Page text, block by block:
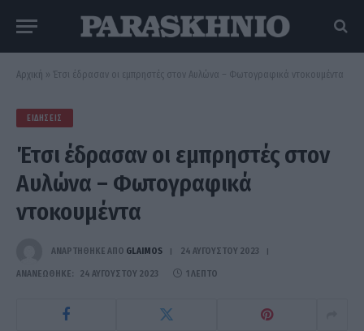
Αρχική » Έτσι έδρασαν οι εμπρηστές στον Αυλώνα – Φωτογραφικά ντοκουμέντα
ΕΙΔΉΣΕΙΣ
Έτσι έδρασαν οι εμπρηστές στον
Αυλώνα – Φωτογραφικά
ντοκουμέντα
ΑΝΑΡΤΗΘΗΚΕ ΑΠΟ GLAIMOS 24 ΑΥΓΟΎΣΤΟΥ 2023
ΑΝΑΝΕΏΘΗΚΕ: 24 ΑΥΓΟΎΣΤΟΥ 2023 1 ΛΕΠΤΌ